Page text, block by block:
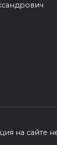
на сайте не